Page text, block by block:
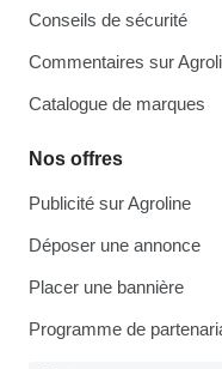
Conseils de sécurité
Commentaires sur
Catalogue de marques
Nos offres
Publicité sur Agroline
Déposer une annonce
Placer une bannière
Programme de